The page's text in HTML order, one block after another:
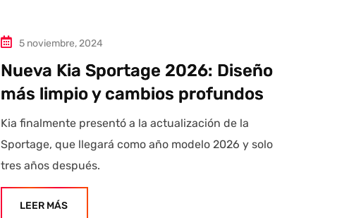
5 noviembre, 2024
Nueva Kia Sportage 2026: Diseño
más limpio y cambios profundos
Kia finalmente presentó a la actualización de la
Sportage, que llegará como año modelo 2026 y solo
tres años después.
LEER MÁS